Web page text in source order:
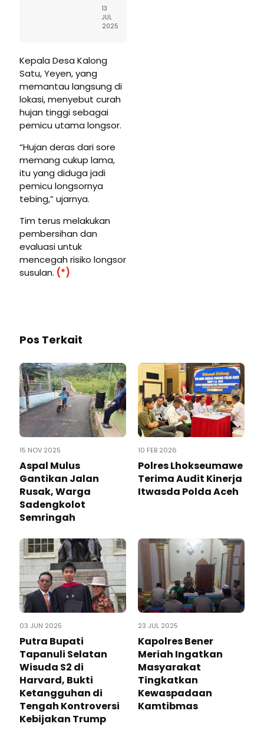
13
JUL
2025
Kepala Desa Kalong
Satu, Yeyen, yang
memantau langsung di
lokasi, menyebut curah
hujan tinggi sebagai
pemicu utama longsor.
“Hujan deras dari sore
memang cukup lama,
itu yang diduga jadi
pemicu longsornya
tebing,” ujarnya.
Tim terus melakukan
pembersihan dan
evaluasi untuk
mencegah risiko longsor
susulan. (*)
Pos Terkait
15 NOV 2025
Aspal Mulus
Gantikan Jalan
Rusak, Warga
Sadengkolot
Semringah
10 FEB 2026
Polres Lhokseumawe
Terima Audit Kinerja
Itwasda Polda Aceh
03 JUN 2025
Putra Bupati
Tapanuli Selatan
Wisuda S2 di
Harvard, Bukti
Ketangguhan di
Tengah Kontroversi
Kebijakan Trump
23 JUL 2025
Kapolres Bener
Meriah Ingatkan
Masyarakat
Tingkatkan
Kewaspadaan
Kamtibmas